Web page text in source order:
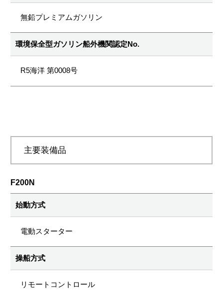
無鉛プレミアムガソリン
環境保全型ガソリン船外機関認定No.
R5海洋 第0008号
主要装備品
F200N
始動方式
電動スターター
操船方式
リモートコントロール